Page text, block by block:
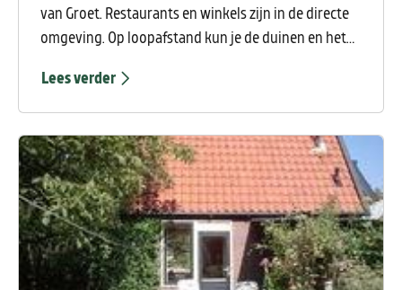
van Groet. Restaurants en winkels zijn in de directe
omgeving. Op loopafstand kun je de duinen en het
beschermd terras waar je heerlijk kunt zitten. De
voorkant heeft een leuke tuin met uizicht op het
dorp en de duinen. De eigenaar is een hondenvriend,
dus honden zijn welkom.
Lees verder